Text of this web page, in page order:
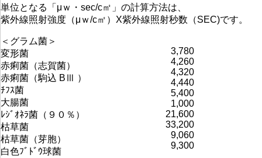
単位となる「μｗ・sec/c㎡」の計算方法は、
紫外線照射強度（μｗ/c㎡）X紫外線照射秒数（SEC)です。
＜グラム菌＞
変形菌
赤痢菌（志賀菌）
赤痢菌（駒込 BⅢ ）
ﾁﾌｽ菌
大腸菌
ﾚｼﾞｵﾈﾗ菌（９０％）
枯草菌
枯草菌（芽胞）
白色ﾌﾞﾄﾞｳ球菌
3,780
4,260
4,320
4,440
5,400
1,000
21,600
33,200
9,060
9,300